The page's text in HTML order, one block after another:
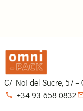
C/ Noi del Sucre, 57
+34 93 658 0832